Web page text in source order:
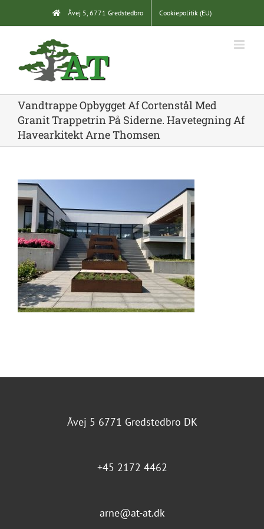
content
Åvej 5, 6771 Gredstedbro Cookiepolitik (EU)
Vandtrappe Opbygget Af Cortenstål Med
Granit Trappetrin På Siderne. Havetegning Af
Havearkitekt Arne Thomsen
Åvej 5 6771 Gredstedbro DK
+45 2172 4462
arne@at-at.dk